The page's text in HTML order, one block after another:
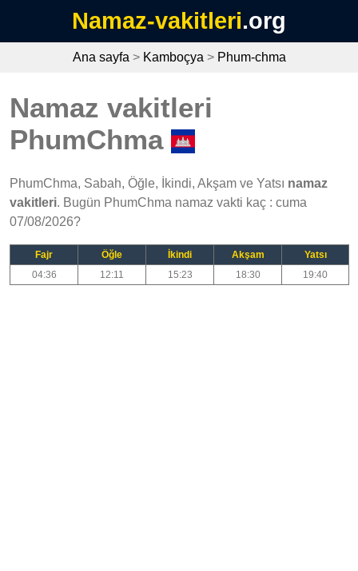
Namaz-vakitleri.org
Ana sayfa > Kamboçya > Phum-chma
Namaz vakitleri
PhumChma
PhumChma, Sabah, Öğle, İkindi, Akşam ve Yatsı namaz
vakitleri. Bugün PhumChma namaz vakti kaç : cuma
07/08/2026?
Fajr Öğle İkindi Akşam
Yatsı
04:36
12:11 15:23 18:30 19:40